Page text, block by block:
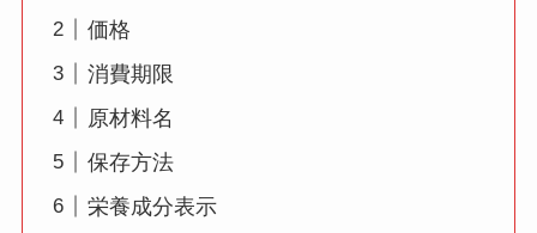
価格
消費期限
原材料名
保存方法
栄養成分表示